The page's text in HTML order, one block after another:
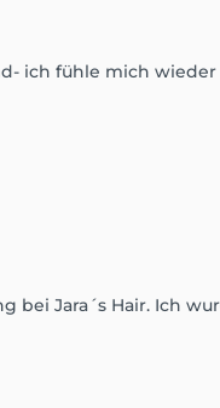
ich fühle mich
bei Jara´s Hair. Ich